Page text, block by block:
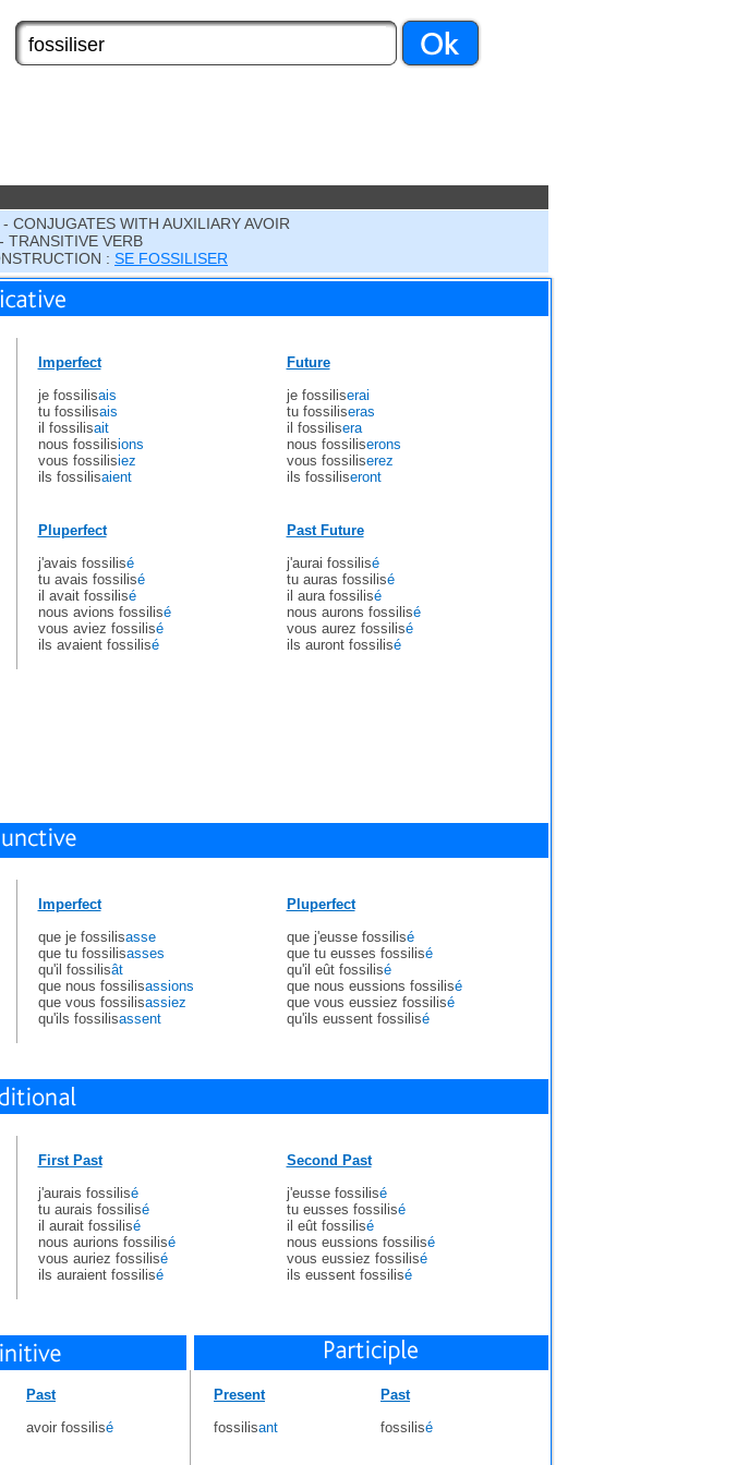
CONJUGATES WITH AUXILIARY AVOIR
- TRANSITIVE VERB
: SE FOSSILISER
Imperfect
je fossilisais
tu fossilisais
il fossilisait
nous fossilisions
vous fossilisiez
ils fossilisaient
Future
je fossiliserai
tu fossiliseras
il fossilisera
nous fossiliserons
vous fossiliserez
ils fossiliseront
Pluperfect
j'avais fossilisé
tu avais fossilisé
il avait fossilisé
nous avions fossilisé
vous aviez fossilisé
ils avaient fossilisé
Past Future
j'aurai fossilisé
tu auras fossilisé
il aura fossilisé
nous aurons fossilisé
vous aurez fossilisé
ils auront fossilisé
Imperfect
que je fossilisasse
que tu fossilisasses
qu'il fossilisât
que nous fossilisassions
que vous fossilisassiez
qu'ils fossilisassent
Pluperfect
que j'eusse fossilisé
que tu eusses fossilisé
qu'il eût fossilisé
que nous eussions fossilisé
que vous eussiez fossilisé
qu'ils eussent fossilisé
First Past
j'aurais fossilisé
tu aurais fossilisé
il aurait fossilisé
nous aurions fossilisé
vous auriez fossilisé
ils auraient fossilisé
Second Past
j'eusse fossilisé
tu eusses fossilisé
il eût fossilisé
nous eussions fossilisé
vous eussiez fossilisé
ils eussent fossilisé
Past
avoir fossilisé
Present
fossilisant
Past
fossilisé